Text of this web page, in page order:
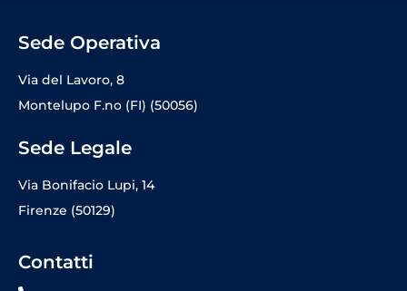
Sede Operativa
Via del Lavoro, 8
Montelupo F.no (FI) (50056)
Sede Legale
Via Bonifacio Lupi, 14
Firenze (50129)
Contatti